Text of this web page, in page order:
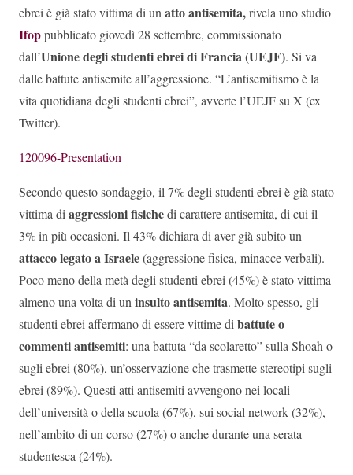
ebrei è già stato vittima di unatto antisemita,rivela uno studio
Ifoppubblicato giovedì 28 settembre, commissionato
dall’Unione degli studenti ebrei di Francia (UEJF). Si va
dalle battute antisemite all’aggressione. “L’antisemitismo è la
vita quotidiana degli studenti ebrei”, avverte l’UEJF su X (ex
Twitter).
120096-Presentation
Secondo questo sondaggio, il 7% degli studenti ebrei è già stato
vittima diaggressioni fisichedi carattere antisemita, di cui il
3% in più occasioni. Il 43% dichiara di aver già subito un
attacco legato a Israele(aggressione fisica, minacce verbali).
Poco meno della metà degli studenti ebrei (45%) è stato vittima
almeno una volta di uninsulto antisemita. Molto spesso, gli
studenti ebrei affermano di essere vittime dibattute o
commenti antisemiti: una battuta “da scolaretto” sulla Shoah o
sugli ebrei (80%), un’osservazione che trasmette stereotipi sugli
ebrei (89%). Questi atti antisemiti avvengono nei locali
dell’università o della scuola (67%), sui social network (32%),
nell’ambito di un corso (27%) o anche durante una serata
studentesca (24%).